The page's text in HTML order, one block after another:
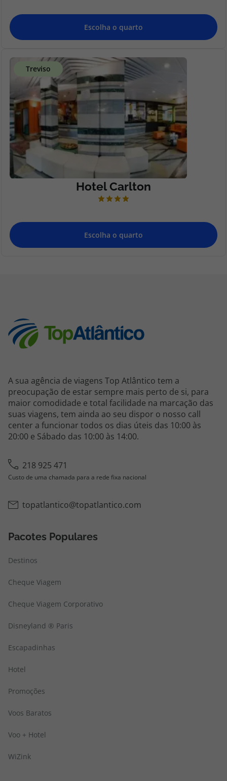
A sua agência de viagens Top Atlântico tem a
preocupação de estar sempre mais perto de si, para
maior comodidade e total facilidade na marcação das
suas viagens, tem ainda ao seu dispor o nosso call
center a funcionar todos os dias úteis das 10:00 às
20:00 e Sábado das 10:00 às 14:00.
218 925 471
Custo de uma chamada para a rede fixa nacional
topatlantico@topatlantico.com
Pacotes Populares
Destinos
Cheque Viagem
Cheque Viagem Corporativo
Disneyland ® Paris
Escapadinhas
Hotel
Promoções
Voos Baratos
Voo + Hotel
WiZink